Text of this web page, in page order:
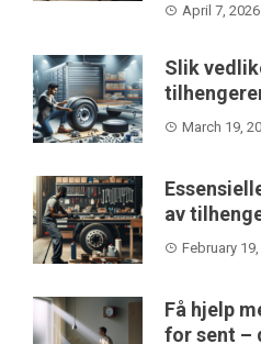
April 7, 2026
Slik
March 19,
av
February
Få hjelp
for sent –